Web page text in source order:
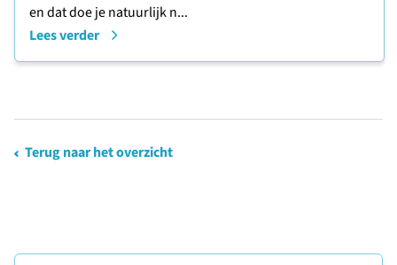
en dat doe je natuurlijk n...
Lees verder
Terug naar het overzicht